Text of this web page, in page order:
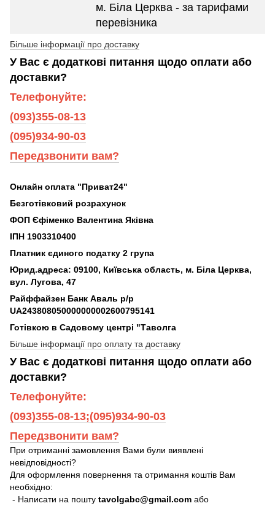
м. Біла Церква - за тарифами
перевізника
Більше інформації про доставку
У Вас є додаткові питання щодо оплати або
доставки?
Телефонуйте:
(093)355-08-13
(095)934-90-03
Передзвонити вам?
Онлайн оплата "Приват24"
Безготівковий розрахунок
ФОП Єфіменко Валентина Яківна
ІПН 1903310400
Платник єдиного податку 2 група
Юрид.адреса: 09100, Київська область, м. Біла Церква,
вул. Лугова, 47
Райффайзен Банк Аваль р/р
UA243808050000000002600795141
Готівкою в Садовому центрі "Таволга
Більше інформації про оплату та доставку
У Вас є додаткові питання щодо оплати або
доставки?
Телефонуйте:
(093)355-08-13;(095)934-90-03
Передзвонити вам?
При отриманні замовлення Вами були виявлені
невідповідності?
Для оформлення повернення та отримання коштів Вам
необхідно:
- Написати на пошту tavolgabc@gmail.com або